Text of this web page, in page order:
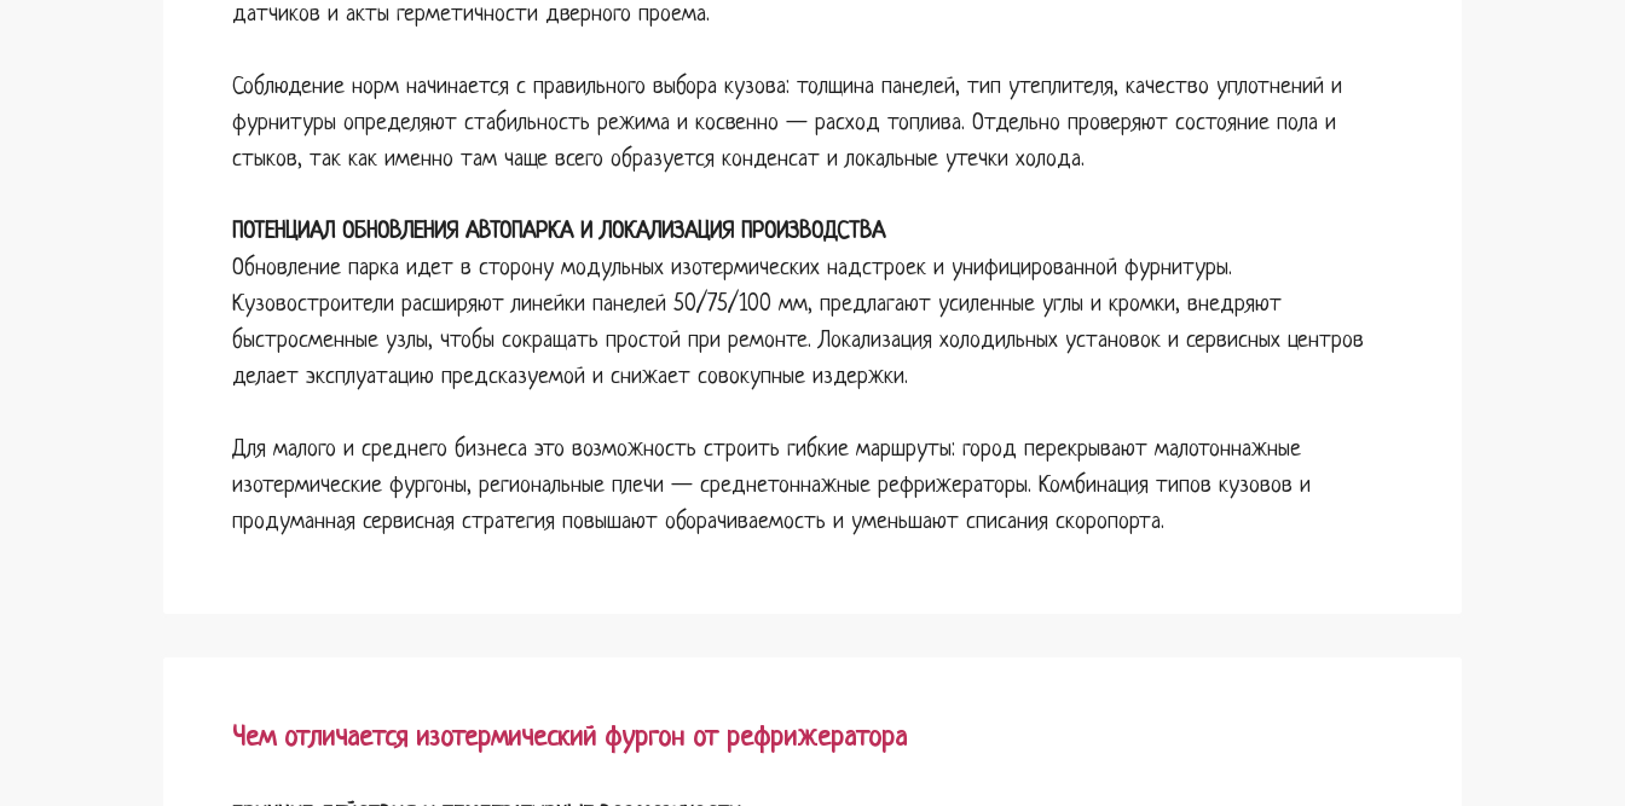
датчиков и акты герметичности дверного проема.
Соблюдение норм начинается с правильного выбора кузова: толщина панелей, тип утеплителя, качество уплотнений и
фурнитуры определяют стабильность режима и косвенно — расход топлива. Отдельно проверяют состояние пола и
стыков, так как именно там чаще всего образуется конденсат и локальные утечки холода.
ПОТЕНЦИАЛ ОБНОВЛЕНИЯ АВТОПАРКА И ЛОКАЛИЗАЦИЯ ПРОИЗВОДСТВА
Обновление парка идет в сторону модульных изотермических надстроек и унифицированной фурнитуры.
Кузовостроители расширяют линейки панелей 50/75/100 мм, предлагают усиленные углы и кромки, внедряют
быстросменные узлы, чтобы сокращать простой при ремонте. Локализация холодильных установок и сервисных центров
делает эксплуатацию предсказуемой и снижает совокупные издержки.
Для малого и среднего бизнеса это возможность строить гибкие маршруты: город перекрывают малотоннажные
изотермические фургоны, региональные плечи — среднетоннажные рефрижераторы. Комбинация типов кузовов и
продуманная сервисная стратегия повышают оборачиваемость и уменьшают списания скоропорта.
Чем отличается изотермический фургон от рефрижератора